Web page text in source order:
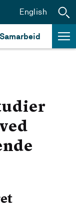
Samarbeid
English